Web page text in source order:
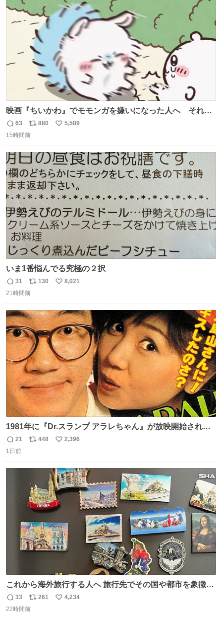
数
映画『ちいかわ』でモモンガを嫌いになった人へ それで
も愛される理由と可能性 kai-you.net/article/96186 『映画
ちいかわ 人魚の島のひみつ』を3回観て、原作も追ってい
す。ちいかわ初心者向けです🖊
返
信
63
リ
ポ
ト
数
880
い
数
5,589
15時間前
いま1番悩んでる究極の２択
返
信
31
リ
ポ
ト
数
130
い
数
8,021
21時間前
1981年に『Dr.スランプ アラレちゃん』が放映開始された
直後の鳥山明さんと、小山茉美さんです。
返
信
21
リ
数
448
い
数
2,396
1日前
これから海外旅行する人へ 旅行先でその国や都市を象徴す
る マグネットを買って欲しい。 僕は交換留学してた1年間
で20カ国回ったけど、旅行先で必ずマグネットを買い、今
返
信
33
リ
ポ
261
い
4,234
22時間前